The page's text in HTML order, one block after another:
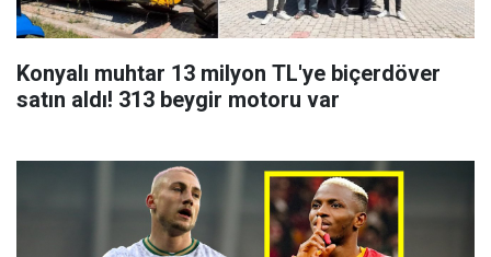
Konyalı muhtar 13 milyon TL'ye biçerdöver
satın aldı! 313 beygir motoru var